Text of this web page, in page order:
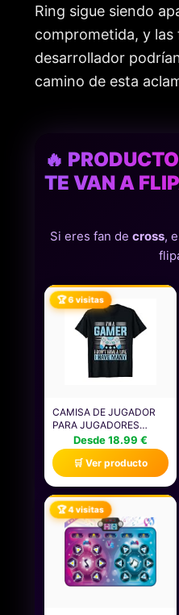
Ring sigue siendo
comprometida, y las
desarrollador
camino de esta
🔥
TE VAN A
Si eres fan de cross,
🏆 6 visitas
CAMISA DE JUGADOR
PARA JUGADORES
NIÑOS HOMBRES
VIDEOJUEGOS JUEGOS
CAMISETA
Desde 18.99 €
🛒 Ver producto
🏆 4 visitas